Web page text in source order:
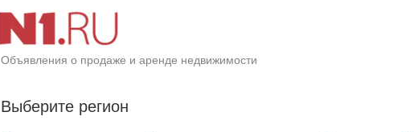
Объявления о продаже и аренде недвижимости
Выберите регион